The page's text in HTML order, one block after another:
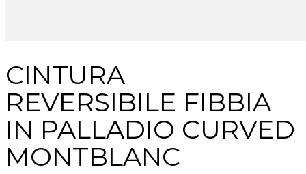
CINTURA
REVERSIBILE FIBBIA
IN PALLADIO CURVED
MONTBLANC